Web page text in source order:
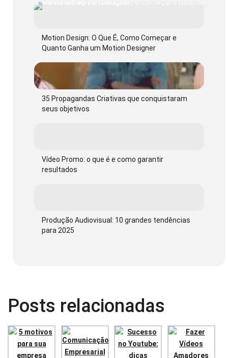
Motion Design: O Que É, Como Começar e
Quanto Ganha um Motion Designer
35 Propagandas Criativas que conquistaram
seus objetivos
Vídeo Promo: o que é e como garantir
resultados
Produção Audiovisual: 10 grandes tendências
para 2025
Posts relacionadas